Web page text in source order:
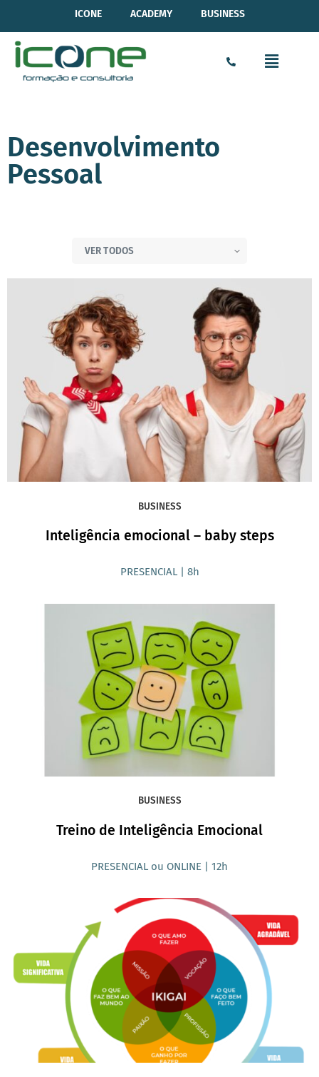
ICONE ACADEMY BUSINESS
Desenvolvimento
Pessoal
BUSINESS
Inteligência emocional – baby steps
PRESENCIAL | 8h
BUSINESS
Treino de Inteligência Emocional
PRESENCIAL ou ONLINE | 12h